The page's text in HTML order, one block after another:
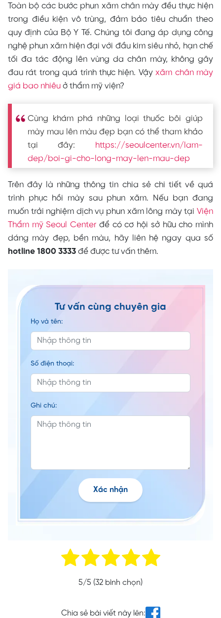
Toàn bộ các bước phun xăm chân mày đều thực hiện
trong điều kiện vô trùng, đảm bảo tiêu chuẩn theo
quy định của Bộ Y Tế. Chúng tôi đang áp dụng công
nghệ phun xăm hiện đại với đầu kim siêu nhỏ, hạn chế
tối đa tác động lên vùng da chân mày, không gây
đau rát trong quá trình thực hiện. Vậyxăm chân mày
giá bao nhiêu ở thẩm mỹ viện?
Cùng khám phá những loại thuốc bôi giúp
mày mau lên màu đẹp bạn có thể tham khảo
tại đây:
https://seoulcenter.vn/lam-
dep/boi-gi-cho-long-may-len-mau-dep
Trên đây là những thông tin chia sẻ chi tiết về quá
trình phục hồi mày sau phun xăm. Nếu bạn đang
muốn trải nghiệm dịch vụ phun xăm lông mày tại Viện
Thẩm mỹ Seoul Center để có cơ hội sở hữu cho mình
dáng mày đẹp, bền màu, hãy liên hệ ngay qua số
hotline 1800 3333 để được tư vấn thêm.
Tư vấn cùng chuyên gia
Họ và tên:
Số điện thoại:
Ghi chú:
Xác nhận
5/5 (32 bình chọn)
Chia sẻ bài viết này lên: